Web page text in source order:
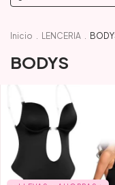
Inicio . LENCERIA .
BODYS